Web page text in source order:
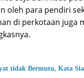
oleh para pendiri
di perkotaan juga
tidak Bermutu, Kata